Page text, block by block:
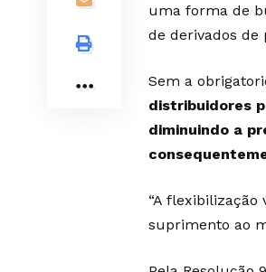
uma forma de
de derivados de
Sem a
distribuidores
diminuindo a
“A
suprimento ao